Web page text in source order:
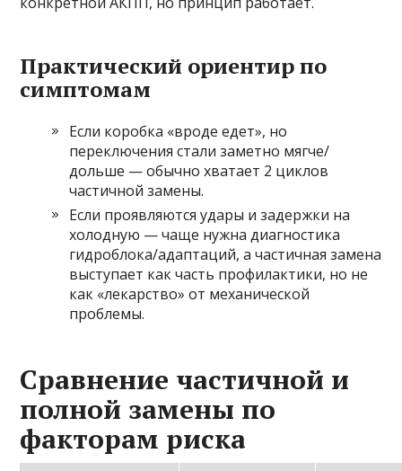
Практический ориентир по
симптомам
Если коробка «вроде едет», но
переключения стали заметно мягче/
дольше — обычно хватает 2 циклов
частичной замены.
Если проявляются удары и задержки на
холодную — чаще нужна диагностика
гидроблока/адаптаций, а частичная замена
выступает как часть профилактики, но не
как «лекарство» от механической
проблемы.
Сравнение частичной и
полной замены по
факторам риска